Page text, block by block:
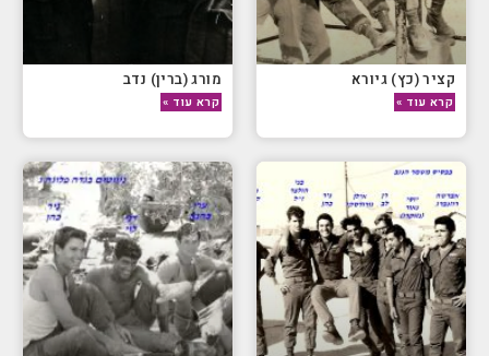
קציר (כץ) גיורא
קרא עוד »
מורג (ברין) נדב
קרא עוד »